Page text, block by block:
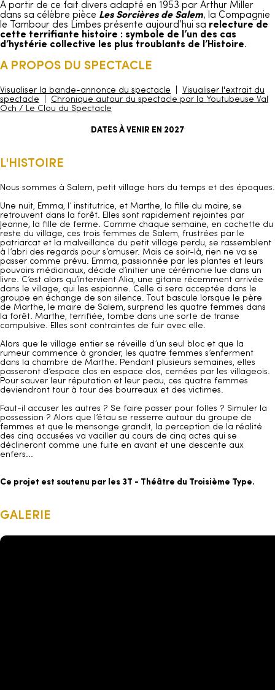
A partir de ce fait divers adapté en 1953 par Arthur Miller
dans sa célèbre pièce Les Sorcières de Salem, la Compagnie
le Tambour des Limbes présente aujourd’hui sa relecture de
cette terrifiante histoire : symbole de l’un des cas
d’hystérie collective les plus troublants de l’Histoire.
A PROPOS DU SPECTACLE
Visualiser la bande-annonce du spectacle
Visualiser l'extrait du
spectacle
Chronique autour du spectacle par la Youtubeuse Val
Och / Le Clou du Spectacle
DATES À VENIR EN 2027
L'HISTOIRE
Nous sommes à Salem, petit village hors du temps et des époques.
Une nuit, Emma, l’ institutrice, et Marthe, la fille du maire, se
retrouvent dans la forêt. Elles sont rapidement rejointes par
Jeanne, la fille de ferme. Comme chaque semaine, en cachette du
reste du village, ces trois femmes de Salem, frustrées par le
patriarcat et la malveillance du petit village perdu, se rassemblent
à l’abri des regards pour s’amuser. Mais ce soir-là, rien ne va se
passer comme prévu. Emma, passionnée par les plantes et leurs
pouvoirs médicinaux, décide d’initier une cérémonie lue dans un
livre. C’est alors qu’intervient Alia, une gitane récemment arrivée
dans le village, qui les espionne. Celle ci sera acceptée dans le
groupe en échange de son silence. Tout bascule lorsque le père
de Marthe, le maire de Salem, surprend les quatre femmes dans
la forêt. Marthe, terrifiée, tombe dans une sorte de transe
compulsive. Elles sont contraintes de fuir avec elle.
Alors que le village entier se réveille d’un seul bloc et que la
rumeur commence à gronder, les quatre femmes s’enferment
dans la chambre de Marthe. Pendant plusieurs semaines, elles
passeront d’espace clos en espace clos, cernées par les villageois.
Pour sauver leur réputation et leur peau, ces quatre femmes
deviendront tour à tour des bourreaux et des victimes.
Faut-il accuser les autres ? Se faire passer pour folles ? Simuler la
possession ? Alors que l’étau se resserre autour du groupe de
femmes et que le mensonge grandit, la perception de la réalité
des cinq accusées va vaciller au cours de cinq actes qui se
déclineront comme une fuite en avant et une descente aux
enfers...
Ce projet est soutenu par les 3T - Théâtre du Troisième Type.
GALERIE